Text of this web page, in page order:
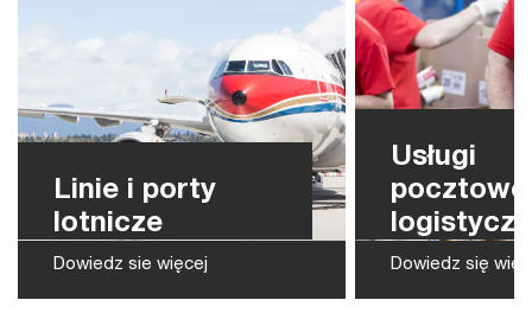
Linie i porty
lotnicze
Dowiedz sie więcej
Usługi
Dowiedz się